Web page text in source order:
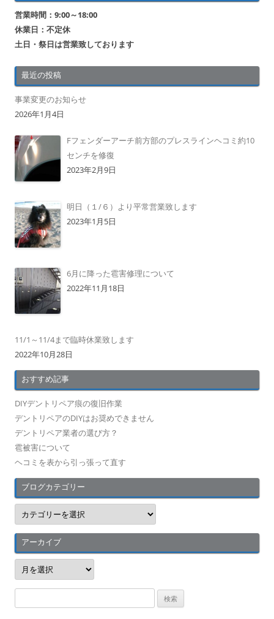
営業時間：9:00～18:00
休業日：不定休
土日・祭日は営業致しております
最近の投稿
事業変更のお知らせ
2026年1月4日
Fフェンダーアーチ前方部のプレスラインヘコミ約10
センチを修復
2023年2月9日
明日（１/６）より平常営業致します
2023年1月5日
6月に降った雹害修理について
2022年11月18日
11/1～11/4まで臨時休業致します
2022年10月28日
おすすめ記事
DIYデントリペア痕の復旧作業
デントリペアのDIYはお奨めできません
デントリペア業者の選び方？
雹被害について
ヘコミを表から引っ張って直す
ブログカテゴリー
ブ
ロ
グ
カ
テ
ゴ
リ
アーカイブ
ア
ー
カ
イ
索